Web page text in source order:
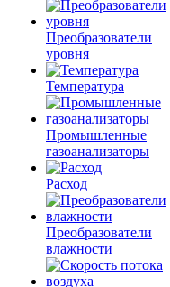
Преобразователи
уровня
Температура
Промышленные
газоанализаторы
Расход
Преобразователи
влажности